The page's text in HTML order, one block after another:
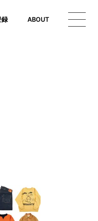
録 ABOUT